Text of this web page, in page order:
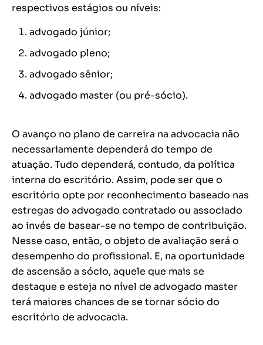
respectivos estágios ou níveis:
advogado júnior;
advogado pleno;
advogado sênior;
advogado master (ou pré-sócio).
O avanço no plano de carreira na advocacia não
necessariamente dependerá do tempo de
atuação. Tudo dependerá, contudo, da política
interna do escritório. Assim, pode ser que o
escritório opte por reconhecimento baseado nas
estregas do advogado contratado ou associado
ao invés de basear-se no tempo de contribuição.
Nesse caso, então, o objeto de avaliação será o
desempenho do profissional. E, na oportunidade
de ascensão a sócio, aquele que mais se
destaque e esteja no nível de advogado master
terá maiores chances de se tornar sócio do
escritório de advocacia.